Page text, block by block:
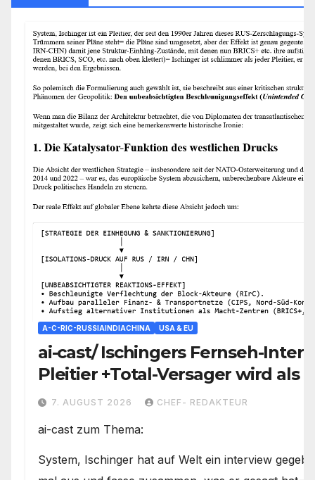
A-C-RIC-RUSSIAINDIACHINA USA & EU
ai-cast/ Ischingers Fernseh-
Pleitier +Total-Versager wird als
Prophet vermarktet/ +mehr
7. AUGUST 2026 CHEF- REDAKTEUR
ai-cast zum Thema:
System, Ischinger hat auf Welt ein interview